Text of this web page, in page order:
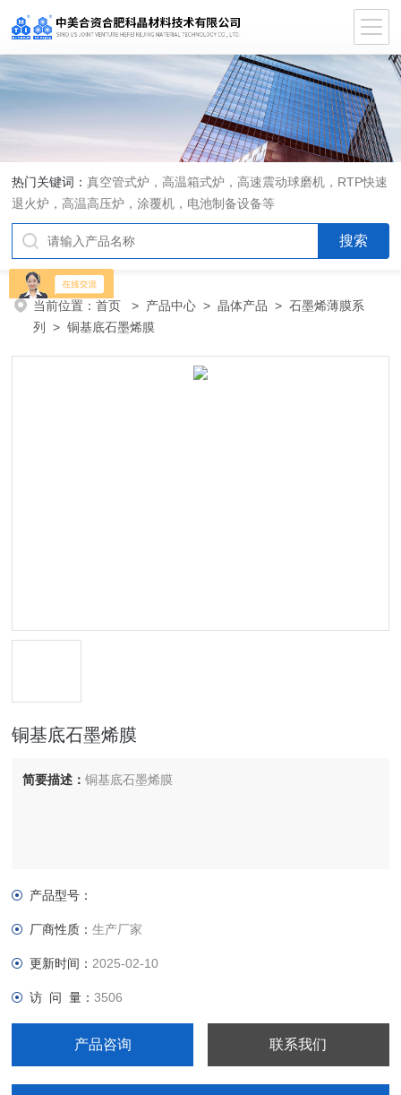
热门关键词：真空管式炉，高温箱式炉，高速震动球磨机，RTP快速
退火炉，高温高压炉，涂覆机，电池制备设备等
当前位置：首页 > 产品中心 >晶体产品 >石墨烯薄膜系
列
> 铜基底石墨烯膜
铜基底石墨烯膜
简要描述：铜基底石墨烯膜
产品型号：
厂商性质：生产厂家
更新时间： 2025-02-10
访 问 量：3506
产品咨询 联系我们